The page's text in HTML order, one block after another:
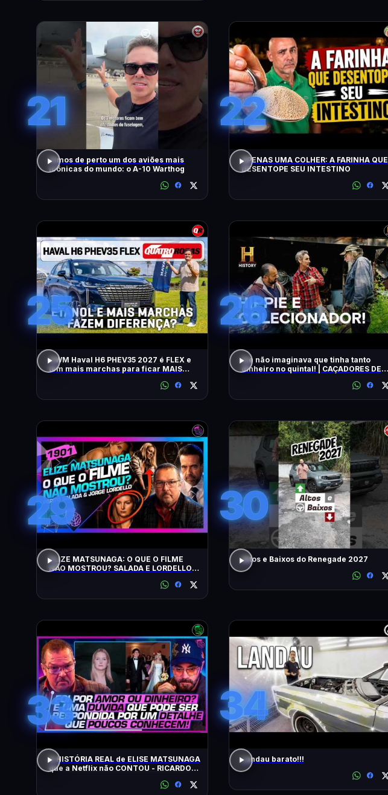
21
Vimos de perto um dos aviões mais
icônicas do mundo: o A-10 Warthog
22
APENAS UMA COLHER: A FARINHA QUE
DESENTOPE SEU INTESTINO
25
GWM Haval H6 PHEV35 2027 é FLEX e
tem mais marchas para ficar MAIS
26
Ele não imaginava que tinha tanto
dinheiro no quintal! | CAÇADORES DE
29
ELIZE MATSUNAGA: O QUE O FILME
NÃO MOSTROU? SALADA E LORDELLO -
30
Altos e Baixos do Renegade 2027
33
A HISTÓRIA REAL de ELISE MATSUNAGA
que a Netflix não CONTOU - RICARDO
34
Landau barato!!!